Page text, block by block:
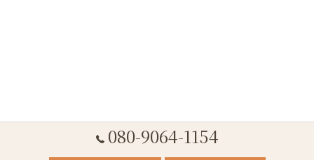
080-9064-1154